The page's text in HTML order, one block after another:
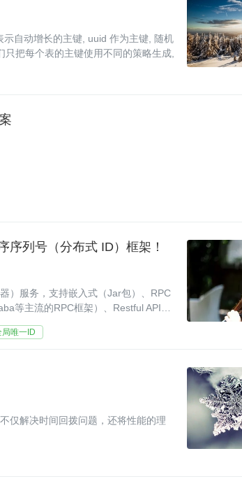
自动增长的主键, uuid 作为主键, 随机
把每个表的主键使用不同的策略生成,
序列号（分布式 ID）框架！
）服务，支持嵌入式（Jar包）、RPC
等主流的RPC框架）、Restful API方
局唯一ID
仅解决时间回拨问题，还将性能的理